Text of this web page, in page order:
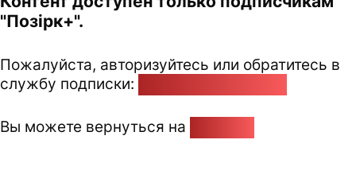
"Позірк+".
Пожалуйста, авторизуйтесь или обратитесь в
службу подписки:
Вы можете вернуться на